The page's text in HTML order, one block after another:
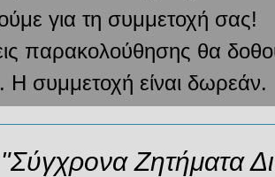
για τη συμμετοχή σας!
παρακολούθησης θα
H συμμετοχή είναι δωρεάν.
"Σύγχρονα Ζητήματα